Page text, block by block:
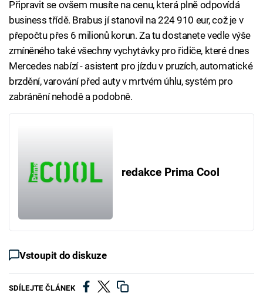
Připravit se ovšem musíte na cenu, která plně odpovídá
business třídě. Brabus jí stanovil na 224 910 eur, což je v
přepočtu přes 6 milionů korun. Za tu dostanete vedle výše
zmíněného také všechny vychytávky pro řidiče, které dnes
Mercedes nabízí - asistent pro jízdu v pruzích, automatické
brzdění, varování před auty v mrtvém úhlu, systém pro
zabránění nehodě a podobně.
redakce Prima Cool
Vstoupit do diskuze
SDÍLEJTE ČLÁNEK